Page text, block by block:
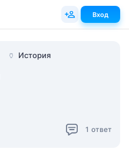
🏺 История
1 ответ
Вход